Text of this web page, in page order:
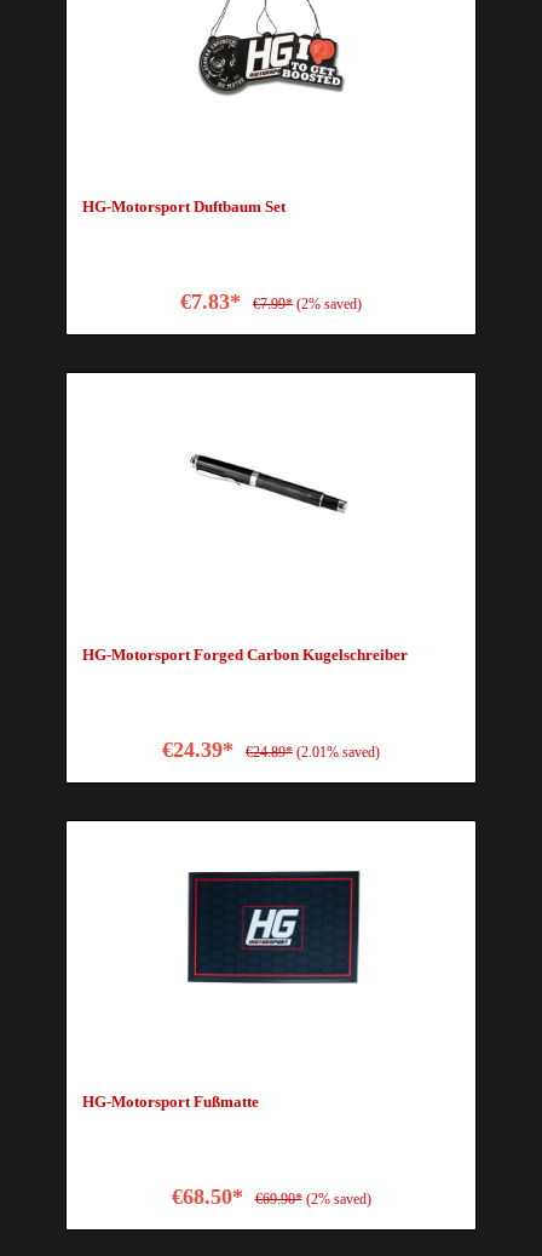
HG-Motorsport Duftbaum Set
€7.83* €7.99* (2% saved)
HG-Motorsport Forged Carbon Kugelschreiber
€24.39* €24.89* (2.01% saved)
HG-Motorsport Fußmatte
€68.50* €69.90* (2% saved)